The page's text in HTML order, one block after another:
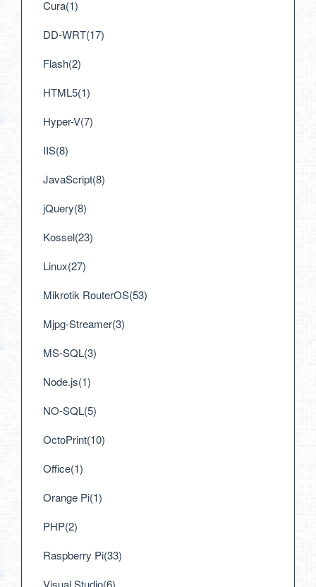
Cura(1)
DD-WRT(17)
Flash(2)
HTML5(1)
Hyper-V(7)
IIS(8)
JavaScript(8)
jQuery(8)
Kossel(23)
Linux(27)
Mikrotik RouterOS(53)
Mjpg-Streamer(3)
MS-SQL(3)
Node.js(1)
NO-SQL(5)
OctoPrint(10)
Office(1)
Orange Pi(1)
PHP(2)
Raspberry Pi(33)
Visual Studio(6)